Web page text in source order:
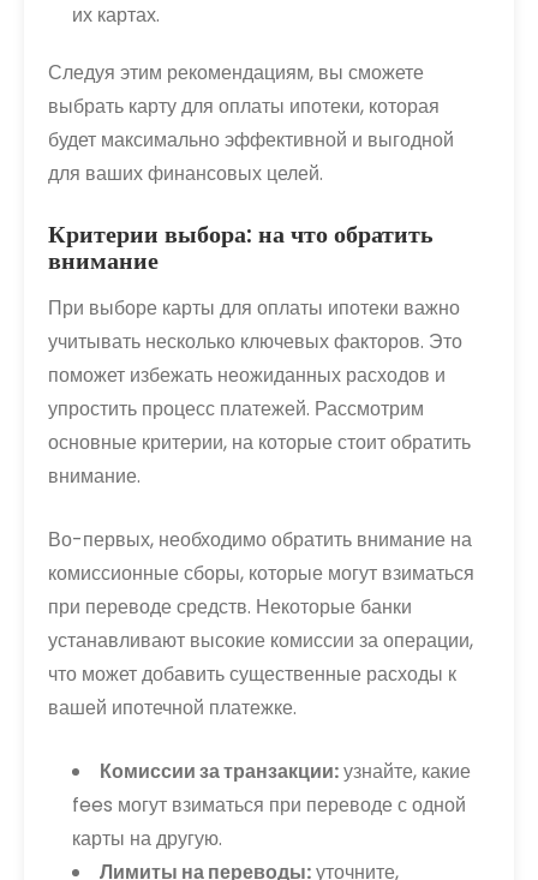
их картах.
Следуя этим рекомендациям, вы сможете
выбрать карту для оплаты ипотеки, которая
будет максимально эффективной и выгодной
для ваших финансовых целей.
Критерии выбора: на что обратить
внимание
При выборе карты для оплаты ипотеки важно
учитывать несколько ключевых факторов. Это
поможет избежать неожиданных расходов и
упростить процесс платежей. Рассмотрим
основные критерии, на которые стоит обратить
внимание.
Во-первых, необходимо обратить внимание на
комиссионные сборы, которые могут взиматься
при переводе средств. Некоторые банки
устанавливают высокие комиссии за операции,
что может добавить существенные расходы к
вашей ипотечной платежке.
Комиссии за транзакции:узнайте, какие
fees могут взиматься при переводе с одной
карты на другую.
Лимиты на переводы:уточните,